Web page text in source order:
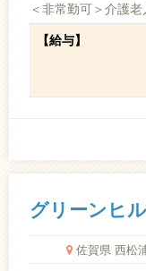
＜非常勤可＞介護
【給与】
グリーンヒ
佐賀県 西松